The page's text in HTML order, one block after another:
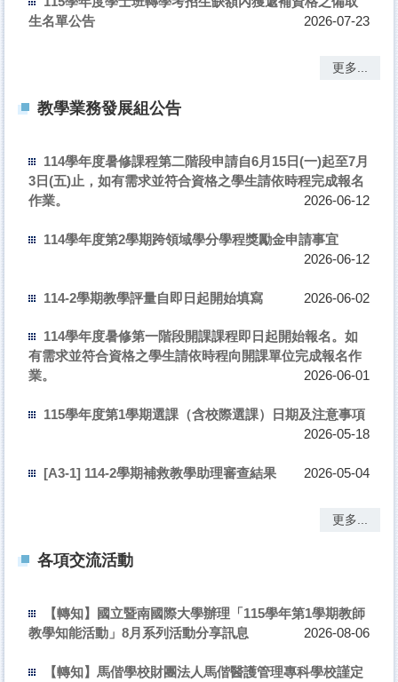
生名單公告
2026-07-23
更多...
教學業務發展組公告
114學年度暑修課程第二階段申請自6月15日(一)起至7月
3日(五)止，如有需求並符合資格之學生請依時程完成報名
作業。
2026-06-12
114學年度第2學期跨領域學分學程獎勵金申請事宜
2026-06-12
114-2學期教學評量自即日起開始填寫 2026-06-02
114學年度暑修第一階段開課課程即日起開始報名。如
有需求並符合資格之學生請依時程向開課單位完成報名作
業。
2026-06-01
115學年度第1學期選課（含校際選課）日期及注意事項
2026-05-18
[A3-1] 114-2學期補救教學助理審查結果 2026-05-04
更多...
各項交流活動
【轉知】國立暨南國際大學辦理「115學年第1學期教師
教學知能活動」8月系列活動分享訊息
2026-08-06
【轉知】馬偕學校財團法人馬偕醫護管理專科學校謹定